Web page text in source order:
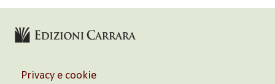
Privacy e cookie